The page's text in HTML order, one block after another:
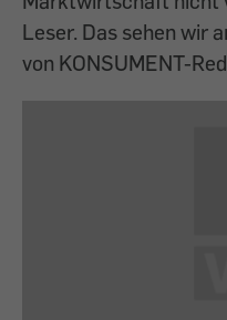
Leser. Das sehen wir
von KONSUMENT-